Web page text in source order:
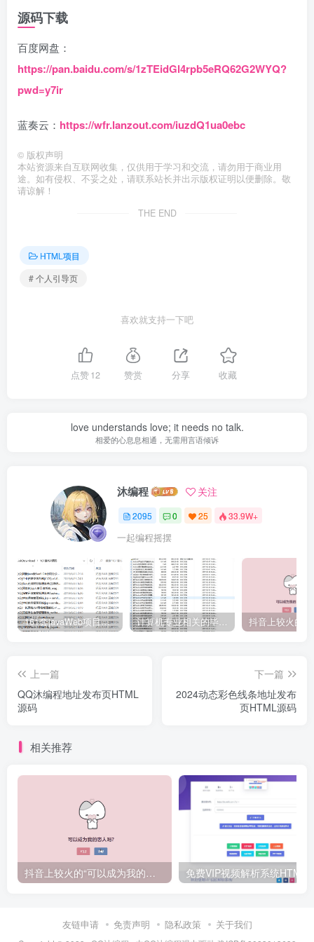
源码下载
百度网盘：
https://pan.baidu.com/s/1zTEidGl4rpb5eRQ62G2WYQ?
pwd=y7ir
蓝奏云： https://wfr.lanzout.com/iuzdQ1ua0ebc
© 版权声明
本站资源来自互联网收集，仅供用于学习和交流，请勿用于商业用
途。如有侵权、不妥之处，请联系站长并出示版权证明以便删除。敬
请谅解！
THE END
HTML项目
# 个人引导页
喜欢就支持一下吧
点赞12 赞赏 分享 收藏
love understands love; it needs no talk.
相爱的心息息相通，无需用言语倾诉
沐编程 关注
2095 0 25 33.9W+
一起编程摇摆
161套javaWeb项目源码免费分享 计算机专业相关的毕业设计论文合集免费下载
上一篇
QQ沐编程地址发布页HTML
源码
下一篇
2024动态彩色线条地址发布
页HTML源码
相关推荐
抖音上较火的“可以成为我的恋人吗”HTML源码
友链申请 免责声明 隐私政策 关于我们